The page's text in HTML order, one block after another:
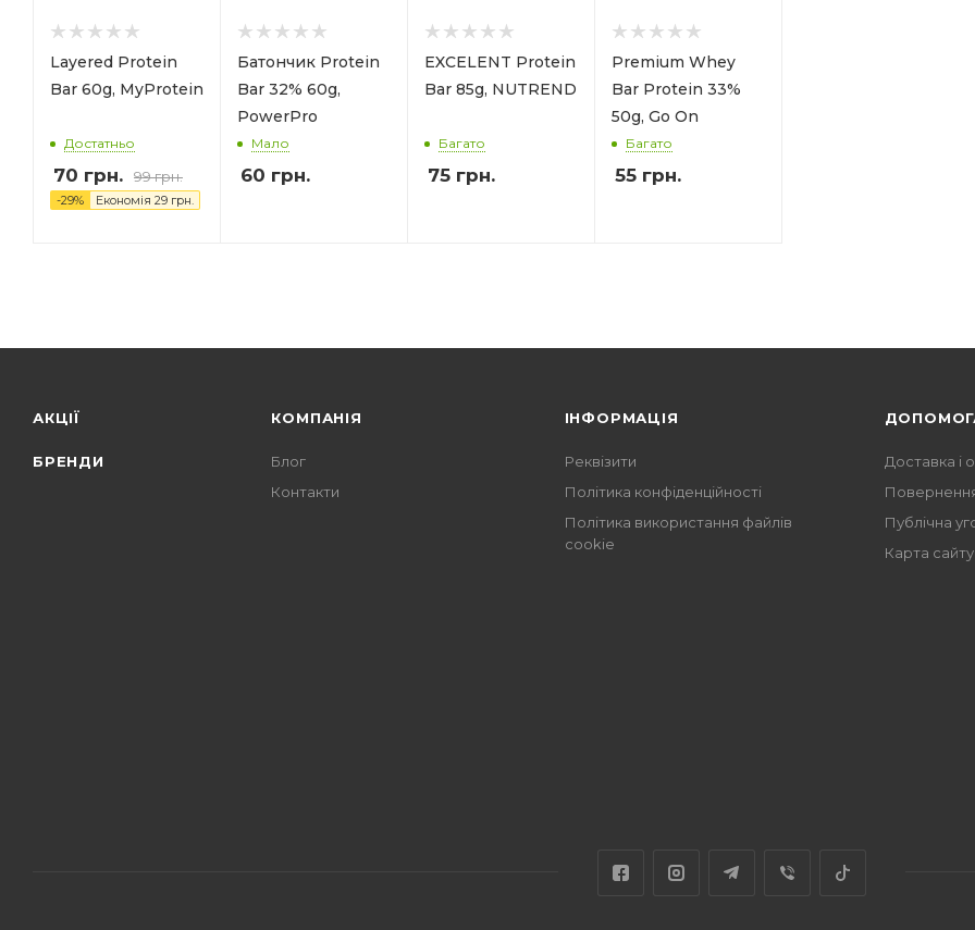
Layered Protein
Bar 60g, MyProtein
Достатньо
70 грн. 99грн.
-29% Економія 29 грн.
Батончик Protein
Bar 32% 60g,
PowerPro
Мало
60 грн.
EXCELENT Protein
Bar 85g, NUTREND
Багато
75 грн.
Premium Whey
Bar Protein 33%
50g, Go On
Багато
55 грн.
АКЦІЇ
БРЕНДИ
КОМПАНІЯ
Блог
Контакти
ІНФОРМАЦІЯ
Реквізити
Політика конфіденційності
Політика використання файлів
cookie
Доставка і
Публічна
Карта сайту